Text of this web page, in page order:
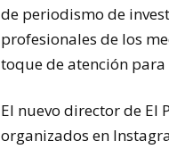
de periodismo de
profesionales de los
toque de atención para
El nuevo director de El
organizados en